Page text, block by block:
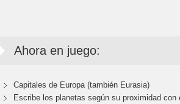
Ahora en juego:
Capitales de Europa (también Eurasia)
Escribe los planetas según su proximidad con